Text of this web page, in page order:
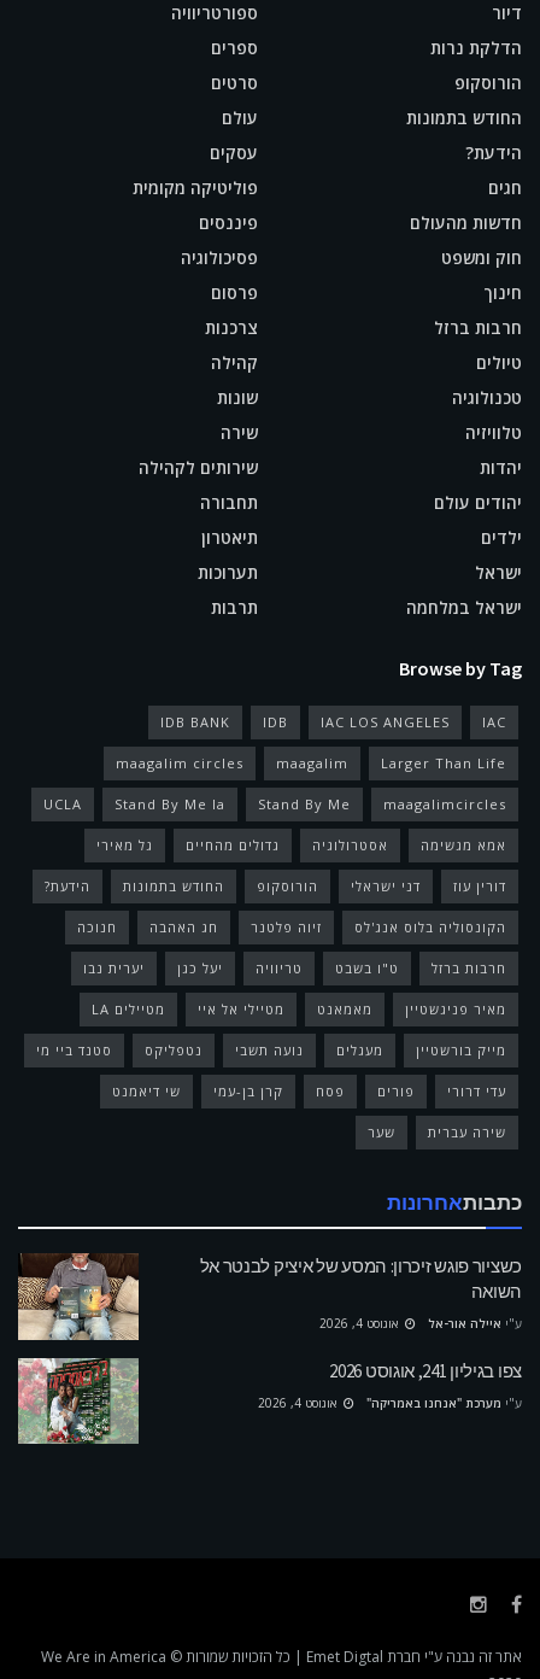
דיור
הדלקת נרות
הורוסקופ
החודש בתמונות
הידעת?
חגים
חדשות מהעולם
חוק ומשפט
חינוך
חרבות ברזל
טיולים
טכנולוגיה
טלוויזיה
יהדות
יהודים עולם
ילדים
ישראל
ישראל במלחמה
ספורטריוויה
ספרים
סרטים
עולם
עסקים
פוליטיקה מקומית
פיננסים
פסיכולוגיה
פרסום
צרכנות
קהילה
שונות
שירה
שירותים לקהילה
תחבורה
תיאטרון
תערוכות
תרבות
Browse by Tag
IAC
IAC LOS ANGELES
IDB
IDB BANK
Larger Than Life
maagalim
maagalim circles
maagalimcircles
Stand By Me
Stand By Me la
UCLA
אמא מגשימה אסטרולוגיה גדולים מהחיים גל מאירי
דורין עוז דני ישראלי הורוסקופ החודש בתמונות הידעת?
הקונסוליה בלוס אנג'לס זיוה פלטנר חג האהבה חנוכה
חרבות ברזל ט"ו בשבט טריוויה יעל כגן יערית נבו
מאיר פניגשטיין מאמאנט מטיילי אל איי מטיילים LA
מייק בורשטיין מעגלים נועה תשבי נטפליקס סטנד ביי מי
עדי דרורי פורים פסח קרן בן-עמי שי דיאמנט
שירה עברית שער
כתבותאחרונות
כשציור פוגש זיכרון: המסע של איציק לבנטר אל
השואה
ע"י איילה אור-אל אוגוסט 4, 2026
צפו בגיליון 241, אוגוסט 2026
ע"י מערכת "אנחנו באמריקה" אוגוסט 4, 2026
אתר זה נבנה ע"י חברת Emet Digtal
| כל הזכויות שמורות We Are in America ©